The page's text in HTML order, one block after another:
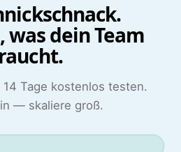
was dein Team
14 Tage kostenlos testen.
— skaliere groß.